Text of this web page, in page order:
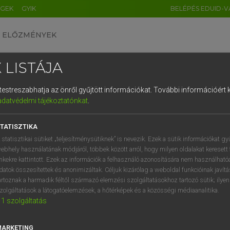
GYIK BELÉPÉS EDUID-
ELŐZMÉNYEK
egyetemes nagyszótár
VAN ELŐFIZETÉSED?
megtekintéséhez.
LISTÁJA
az önről gyűjtött információkat. További információért
tájékoztatónkat.
statisztikai sütiket „teljesítménysütiknek” is nevezik. Ezek a sütik információkat
használatának módjáról, többek között arról, hogy milyen oldalakat keresett
kattintott. Ezek az információk a felhasználó azonosítására nem
összesítettek és anonimizáltak. Céljuk kizárólag a weboldal funkcióinak
a harmadik féltől származó elemzési szolgáltatásokhoz tartozó sütik;
a látogatóelemzések, a hőtérképek és a közösségi médiaanalitika.
1 szolgáltatás
DE CN FR ES IT NL
1 2 3 4 5 6 7 8 9
q w e r t z u i
a s d f g h j k l é
í y x c v b n m , .